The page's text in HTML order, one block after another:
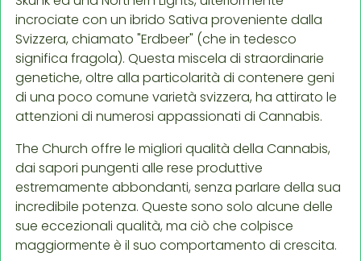
incrociate con un ibrido Sativa proveniente dalla
Svizzera, chiamato "Erdbeer" (che in tedesco
significa fragola). Questa miscela di straordinarie
genetiche, oltre alla particolarità di contenere geni
di una poco comune varietà svizzera, ha attirato le
attenzioni di numerosi appassionati di Cannabis.
The Church offre le migliori qualità della Cannabis,
dai sapori pungenti alle rese produttive
estremamente abbondanti, senza parlare della sua
incredibile potenza. Queste sono solo alcune delle
sue eccezionali qualità, ma ciò che colpisce
maggiormente è il suo comportamento di crescita.